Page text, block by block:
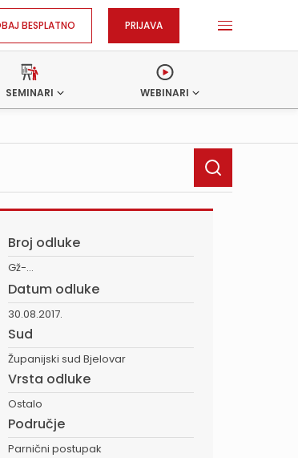
BESPLATNO PRIJAVA
SEMINARI WEBINARI
Broj odluke
Gž-...
Datum odluke
30.08.2017.
Sud
Županijski sud Bjelovar
Vrsta odluke
Ostalo
Područje
Parnični postupak